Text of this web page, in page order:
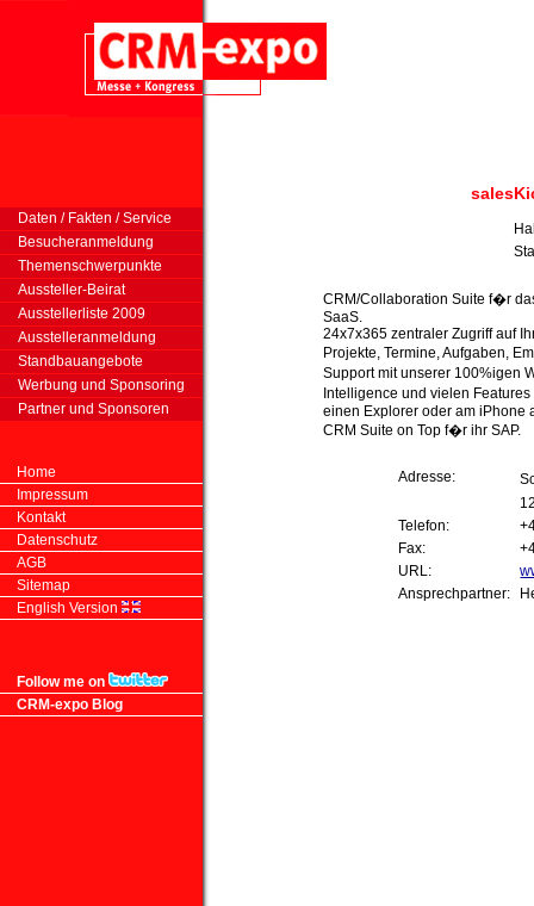
Daten / Fakten / Service
Besucheranmeldung
Themenschwerpunkte
Aussteller-Beirat
Ausstellerliste 2009
Ausstelleranmeldung
Standbauangebote
Werbung und Sponsoring
Partner und Sponsoren
Home
Impressum
Kontakt
Datenschutz
AGB
Sitemap
English Version
Follow me on
CRM-expo Blog
CRM/Collaboration Suite f�r
SaaS.
24x7x365 zentraler Zugriff auf
Projekte, Termine, Aufgaben,
Support mit unserer 100%igen
Intelligence und vielen
einen Explorer oder am iPhone
CRM Suite on Top f�r ihr SAP.
Adresse:
Telefon:
Fax:
URL:
Ansprechpartner: